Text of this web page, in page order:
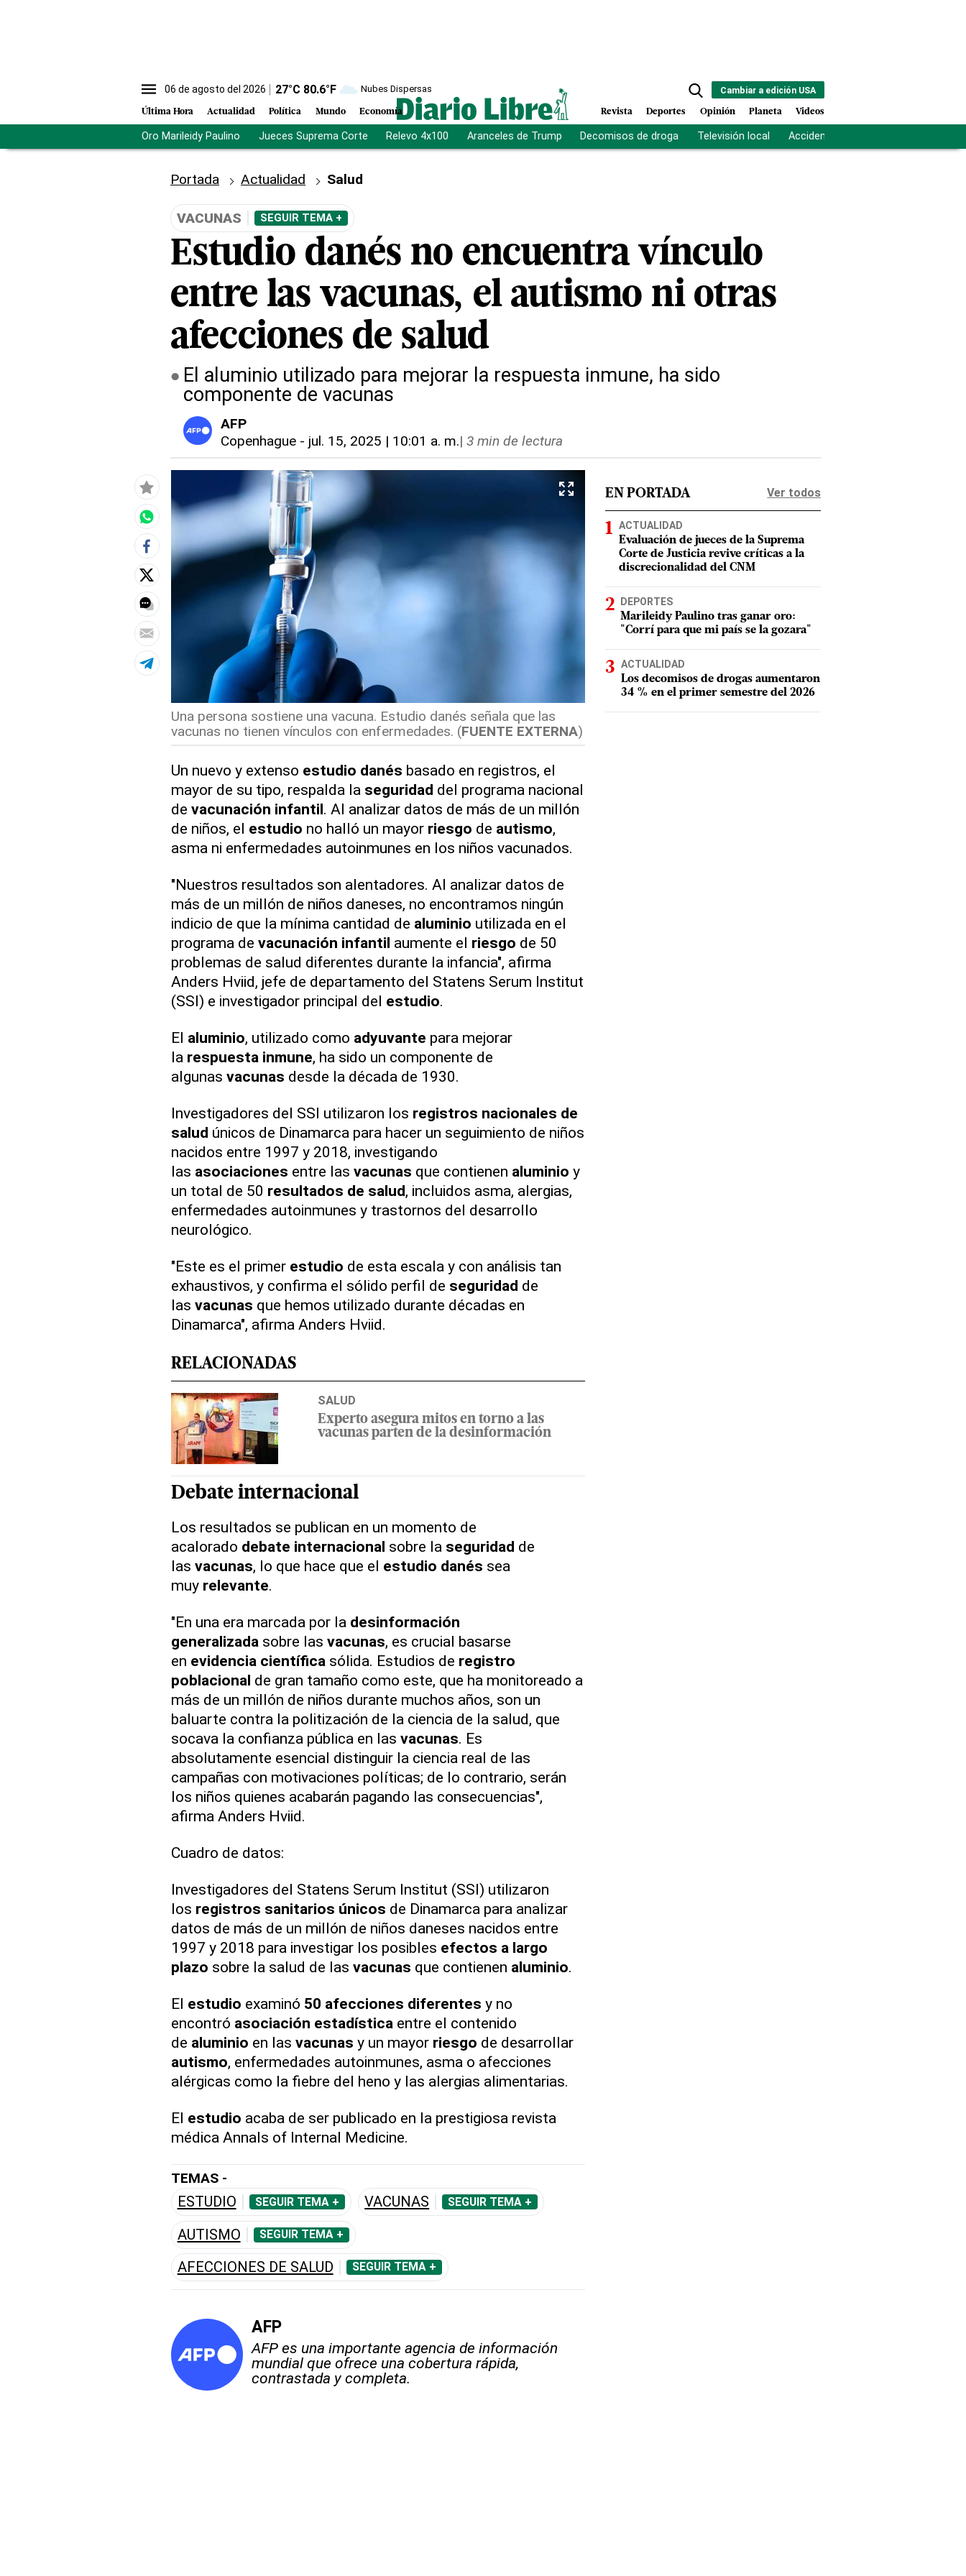
06 de agosto del 2026 27°C 80.6°F Nubes Dispersas
Última Hora Actualidad Política Mundo Economía
Cambiar a edición USA
Revista Deportes Opinión Planeta Videos
Oro Marileidy Paulino Jueces Suprema Corte Relevo 4x100 Aranceles de Trump Decomisos de droga Televisión local Accidente Los Ríos
Portada Actualidad Salud
VACUNAS SEGUIR TEMA +
Estudio danés no encuentra vínculo
entre las vacunas, el autismo ni otras
afecciones de salud
El aluminio utilizado para mejorar la respuesta inmune, ha sido
componente de vacunas
AFP
Copenhague - jul. 15, 2025 | 10:01 a. m.| 3 min de lectura
Una persona sostiene una vacuna. Estudio danés señala que las
vacunas no tienen vínculos con enfermedades. (FUENTE EXTERNA)
Un nuevo y extenso estudio danés basado en registros, el
mayor de su tipo, respalda la seguridad del programa nacional
de vacunación infantil. Al analizar datos de más de un millón
de niños, el estudio no halló un mayor riesgo de autismo,
asma ni enfermedades autoinmunes en los niños vacunados.
"Nuestros resultados son alentadores. Al analizar datos de
más de un millón de niños daneses, no encontramos ningún
indicio de que la mínima cantidad de aluminio utilizada en el
programa de vacunación infantil aumente el riesgo de 50
problemas de salud diferentes durante la infancia", afirma
Anders Hviid, jefe de departamento del Statens Serum Institut
(SSI) e investigador principal del estudio.
El aluminio, utilizado como adyuvante para mejorar
la respuesta inmune, ha sido un componente de
algunas vacunas desde la década de 1930.
Investigadores del SSI utilizaron los registros nacionales de
salud únicos de Dinamarca para hacer un seguimiento de niños
nacidos entre 1997 y 2018, investigando
las asociaciones entre las vacunas que contienen aluminio y
un total de 50 resultados de salud, incluidos asma, alergias,
enfermedades autoinmunes y trastornos del desarrollo
neurológico.
"Este es el primer estudio de esta escala y con análisis tan
exhaustivos, y confirma el sólido perfil de seguridad de
las vacunas que hemos utilizado durante décadas en
Dinamarca", afirma Anders Hviid.
RELACIONADAS
SALUD
Experto asegura mitos en torno a las
vacunas parten de la desinformación
Debate internacional
Los resultados se publican en un momento de
acalorado debate internacional sobre la seguridad de
las vacunas, lo que hace que el estudio danés sea
muy relevante.
"En una era marcada por la desinformación
generalizada sobre las vacunas, es crucial basarse
en evidencia científica sólida. Estudios de registro
poblacional de gran tamaño como este, que ha monitoreado a
más de un millón de niños durante muchos años, son un
baluarte contra la politización de la ciencia de la salud, que
socava la confianza pública en las vacunas. Es
absolutamente esencial distinguir la ciencia real de las
campañas con motivaciones políticas; de lo contrario, serán
los niños quienes acabarán pagando las consecuencias",
afirma Anders Hviid.
Cuadro de datos:
Investigadores del Statens Serum Institut (SSI) utilizaron
los registros sanitarios únicos de Dinamarca para analizar
datos de más de un millón de niños daneses nacidos entre
1997 y 2018 para investigar los posibles efectos a largo
plazo sobre la salud de las vacunas que contienen aluminio.
El estudio examinó 50 afecciones diferentes y no
encontró asociación estadística entre el contenido
de aluminio en las vacunas y un mayor riesgo de desarrollar
autismo, enfermedades autoinmunes, asma o afecciones
alérgicas como la fiebre del heno y las alergias alimentarias.
El estudio acaba de ser publicado en la prestigiosa revista
médica Annals of Internal Medicine.
TEMAS -
ESTUDIO SEGUIR TEMA + VACUNAS SEGUIR TEMA +
AUTISMO SEGUIR TEMA +
AFECCIONES DE SALUD SEGUIR TEMA +
AFP
AFP es una importante agencia de información
mundial que ofrece una cobertura rápida,
contrastada y completa.
EN PORTADA Ver todos
ACTUALIDAD
Evaluación de jueces de la Suprema
Corte de Justicia revive críticas a la
discrecionalidad del CNM
DEPORTES
Marileidy Paulino tras ganar oro:
"Corrí para que mi país se la gozara"
ACTUALIDAD
Los decomisos de drogas aumentaron
34 % en el primer semestre del 2026